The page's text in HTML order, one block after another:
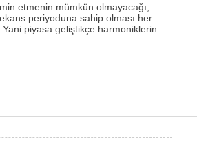
etmenin mümkün olmayacağı,
periyoduna sahip olması her
piyasa geliştikçe harmoniklerin